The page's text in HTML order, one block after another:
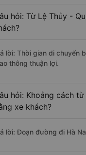
hỏi: Từ Lệ Thủy -
lời: Thời gian di chuyển
thông thuận lợi.
hỏi: Khoảng cách
xe khách?
lời: Đoạn đường đi Hà